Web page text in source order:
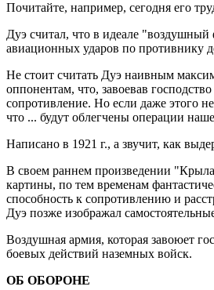
Почитайте, например, сегодня его
Дуэ считал, что в идеале "воздушный
авиационных ударов по противнику
Не стоит считать Дуэ наивным
оппонентам, что, завоевав
сопротивление. Но если даже этого
что ... будут облегчены операции
Написано в 1921 г., а звучит, как
В своем раннем произведении
картины, по тем временам
способность к сопротивлению и
Дуэ позже изображал
Воздушная армия, которая завоюет
боевых действий наземных войск.
ОБ ОБОРОНЕ